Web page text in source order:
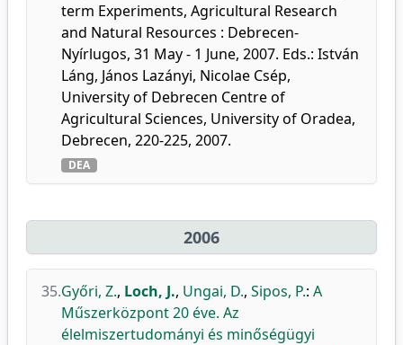
term Experiments, Agricultural Research
and Natural Resources : Debrecen-
Nyírlugos, 31 May - 1 June, 2007. Eds.: István
Láng, János Lazányi, Nicolae Csép,
University of Debrecen Centre of
Agricultural Sciences, University of Oradea,
Debrecen, 220-225, 2007.
DEA
2006
35.Győri, Z., Loch, J., Ungai, D., Sipos, P.: A
Műszerközpont 20 éve. Az
élelmiszertudományi és minőségügyi